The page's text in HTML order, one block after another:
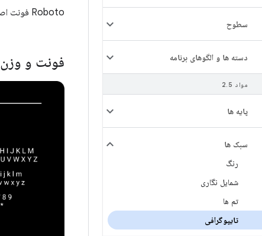
سطوح
دسته ها و الگوهای برنامه
مواد 2 . 5
پایه ها
سبک ها
رنگ
شمایل نگاری
تم ها
تایپوگرافی
Roboto فونت اصلی مورد استفاده در Wear OS است.
فونت و وزن